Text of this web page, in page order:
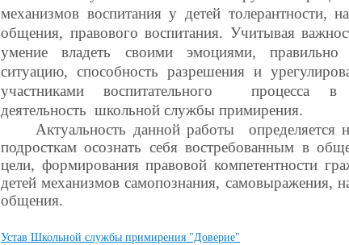
механизмов воспитания у детей толерантности,
общения, правового воспитания. Учитывая
умение владеть своими эмоциями, правильно
ситуацию, способность разрешения и
участниками воспитательного процесса в
деятельность школьной службы примирения.
Актуальность данной работы определяется
подросткам осознать себя востребованным в
цели, формирования правовой компетентности
детей механизмов самопознания, самовыражения,
общения.
Устав Школьной службы примирения "Доверие"